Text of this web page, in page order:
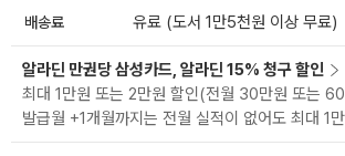
배송료 유료 (도서 1만5천원 이상 무료)
알라딘 만권당 삼성카드, 알라딘 15% 청구 할인
최대 1만원 또는 2만원 할인(전월 30만원 또는
발급월 +1개월까지는 전월 실적이 없어도 최대 1